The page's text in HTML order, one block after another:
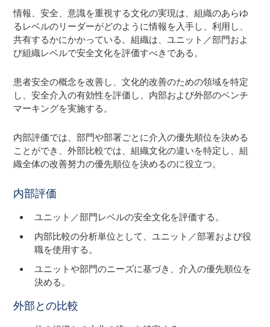
情報、安全、意識を重視する文化の実現は、組織のあらゆ
るレベルのリーダーがどのように情報を入手し、利用し、
共有するかにかかっている。組織は、ユニット／部門およ
び組織レベルで安全文化を評価すべきである。
患者安全の概念を改善し、文化的改善のための領域を特定
し、安全介入の有効性を評価し、内部および外部のベンチ
マーキングを実施する。
内部評価では、部門や部署ごとに介入の優先順位を決める
ことができ、外部比較では、組織文化の違いを特定し、組
織全体の改善努力の優先順位を決めるのに役立つ。
内部評価
ユニット／部門レベルの安全文化を評価する。
内部比較の分析単位として、ユニット／部署および役
職を使用する。
ユニットや部門のニーズに基づき、介入の優先順位を
決める。
外部との比較